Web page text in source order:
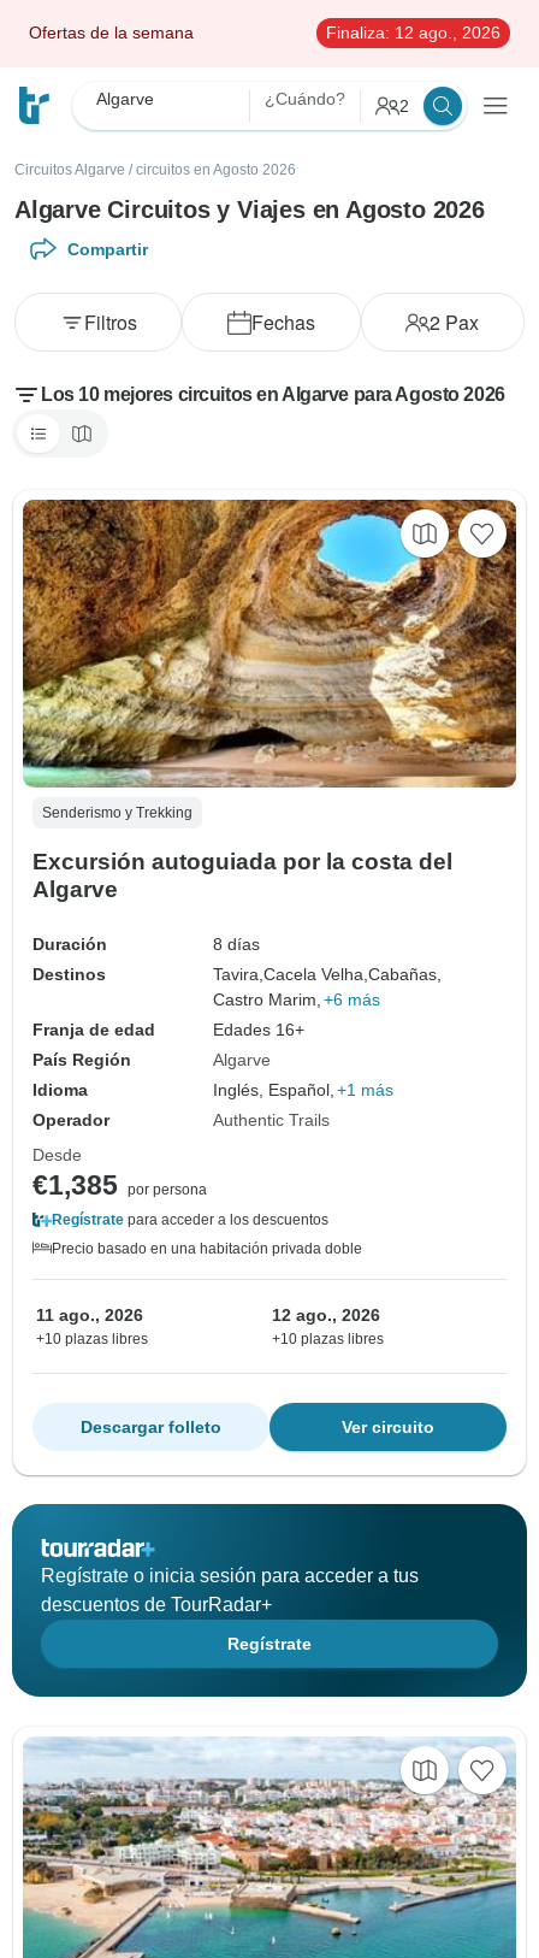
Ofertas de la semana Finaliza: 12 ago., 2026
Algarve ¿Cuándo? 2
Circuitos Algarve / circuitos en Agosto 2026
Algarve Circuitos y Viajes en Agosto 2026
Compartir
Fechas 2 Pax
Filtros
Los 10 mejores circuitos en Algarve para Agosto 2026
Senderismo y Trekking
Excursión autoguiada por la costa del
Algarve
Duración
8 días
Destinos
Tavira,Cacela Velha,Cabañas,
Castro Marim, +6 más
Franja de edad
Edades 16+
País Región
Algarve
Idioma
Inglés, Español, +1 más
Operador
Authentic Trails
Desde
€1,385 por persona
Regístrate para acceder a los descuentos
Precio basado en una habitación privada doble
11 ago., 2026
+10 plazas libres
12 ago., 2026
+10 plazas libres
Ver circuito
Descargar folleto
Regístrate o inicia sesión para acceder a tus
descuentos de TourRadar+
Regístrate